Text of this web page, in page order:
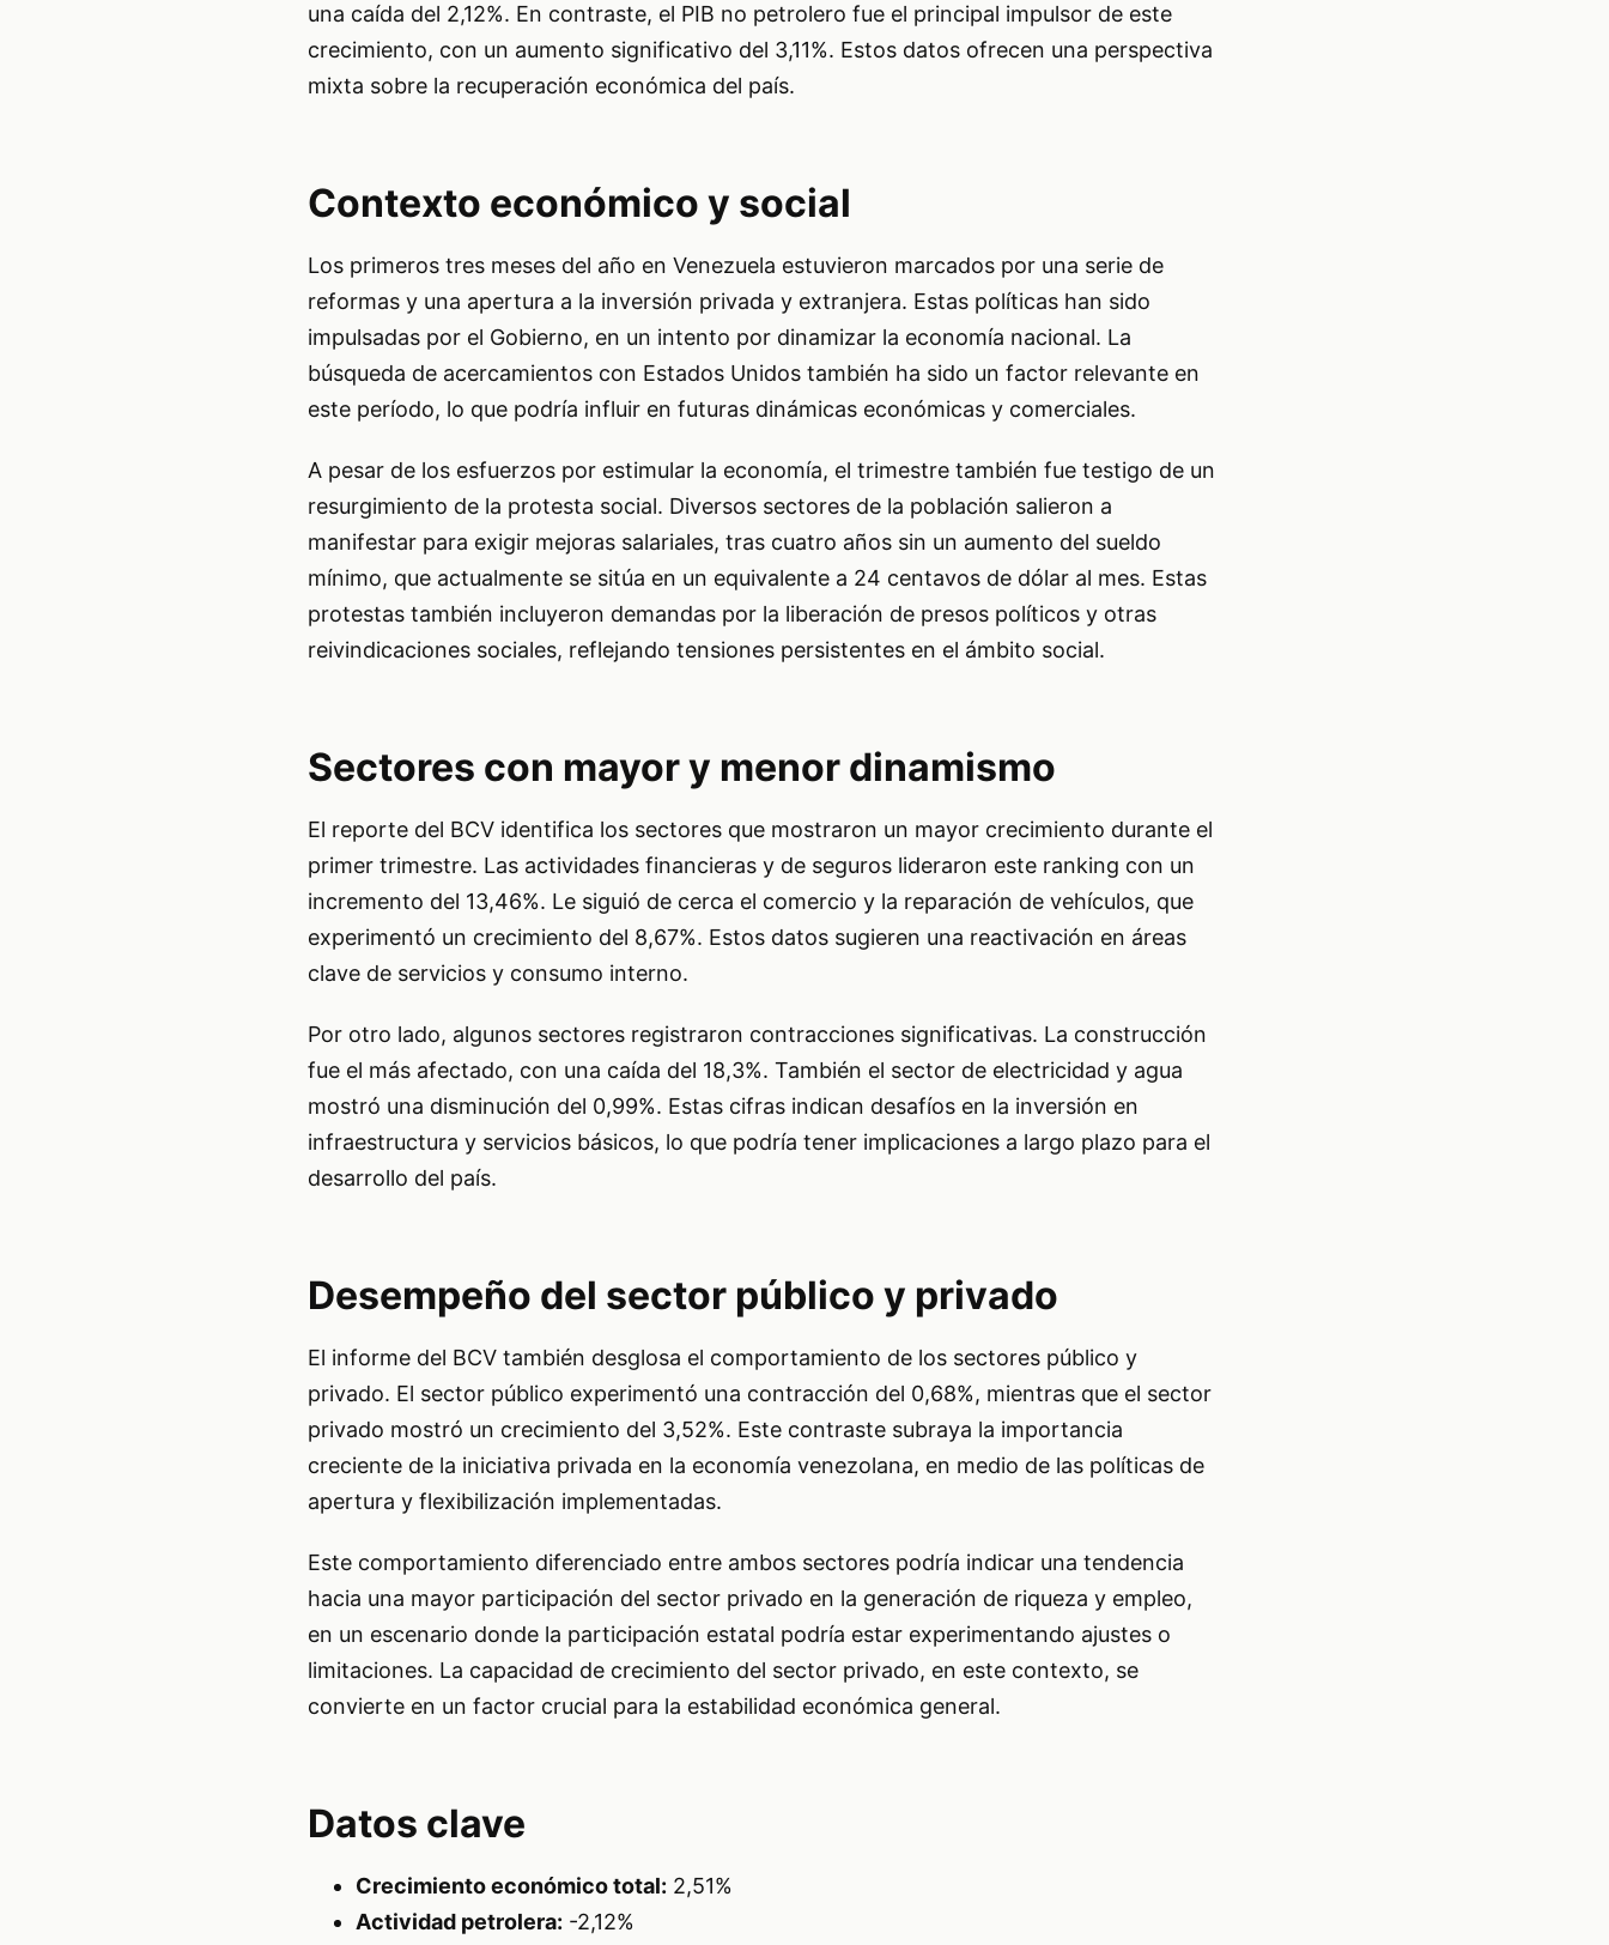
una caída del 2,12%. En contraste, el PIB no petrolero fue el principal impulsor de este
crecimiento, con un aumento significativo del 3,11%. Estos datos ofrecen una perspectiva
mixta sobre la recuperación económica del país.
Contexto económico y social
Los primeros tres meses del año en Venezuela estuvieron marcados por una serie de
reformas y una apertura a la inversión privada y extranjera. Estas políticas han sido
impulsadas por el Gobierno, en un intento por dinamizar la economía nacional. La
búsqueda de acercamientos con Estados Unidos también ha sido un factor relevante en
este período, lo que podría influir en futuras dinámicas económicas y comerciales.
A pesar de los esfuerzos por estimular la economía, el trimestre también fue testigo de un
resurgimiento de la protesta social. Diversos sectores de la población salieron a
manifestar para exigir mejoras salariales, tras cuatro años sin un aumento del sueldo
mínimo, que actualmente se sitúa en un equivalente a 24 centavos de dólar al mes. Estas
protestas también incluyeron demandas por la liberación de presos políticos y otras
reivindicaciones sociales, reflejando tensiones persistentes en el ámbito social.
Sectores con mayor y menor dinamismo
El reporte del BCV identifica los sectores que mostraron un mayor crecimiento durante el
primer trimestre. Las actividades financieras y de seguros lideraron este ranking con un
incremento del 13,46%. Le siguió de cerca el comercio y la reparación de vehículos, que
experimentó un crecimiento del 8,67%. Estos datos sugieren una reactivación en áreas
clave de servicios y consumo interno.
Por otro lado, algunos sectores registraron contracciones significativas. La construcción
fue el más afectado, con una caída del 18,3%. También el sector de electricidad y agua
mostró una disminución del 0,99%. Estas cifras indican desafíos en la inversión en
infraestructura y servicios básicos, lo que podría tener implicaciones a largo plazo para el
desarrollo del país.
Desempeño del sector público y privado
El informe del BCV también desglosa el comportamiento de los sectores público y
privado. El sector público experimentó una contracción del 0,68%, mientras que el sector
privado mostró un crecimiento del 3,52%. Este contraste subraya la importancia
creciente de la iniciativa privada en la economía venezolana, en medio de las políticas de
apertura y flexibilización implementadas.
Este comportamiento diferenciado entre ambos sectores podría indicar una tendencia
hacia una mayor participación del sector privado en la generación de riqueza y empleo,
en un escenario donde la participación estatal podría estar experimentando ajustes o
limitaciones. La capacidad de crecimiento del sector privado, en este contexto, se
convierte en un factor crucial para la estabilidad económica general.
Datos clave
Crecimiento económico total: 2,51%
Actividad petrolera: -2,12%